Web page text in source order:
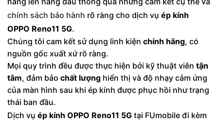
chính sách bảo hành rõ ràng cho dịch vụ ép kính
OPPO Reno11 5G.
Chúng tôi cam kết sử dụng linh kiện chính hãng, có
nguồn gốc xuất xứ rõ ràng.
Mọi quy trình đều được thực hiện bởi kỹ thuật viên tận
tâm, đảm bảo chất lượng hiển thị và độ nhạy cảm ứng
của màn hình sau khi ép kính được phục hồi như trạng
thái ban đầu.
Dịch vụ ép kính OPPO Reno11 5G tại FUmobile đi kèm